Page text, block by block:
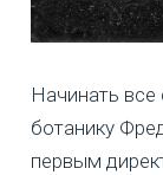
Начинать
ботанику
первым